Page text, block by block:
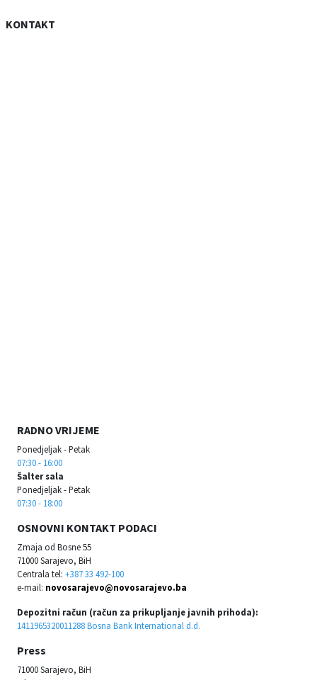
KONTAKT
RADNO VRIJEME
Ponedjeljak - Petak
07:30 - 16:00
Šalter sala
Ponedjeljak - Petak
07:30 - 18:00
OSNOVNI KONTAKT PODACI
Zmaja od Bosne 55
71000 Sarajevo, BiH
Centrala tel: +387 33 492-100
e-mail: novosarajevo@novosarajevo.ba
Depozitni račun (račun za prikupljanje javnih prihoda):
1411965320011288 Bosna Bank International d.d.
Press
71000 Sarajevo, BiH